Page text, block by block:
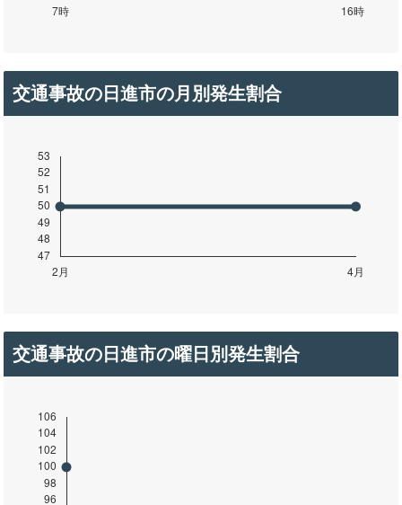
交通事故の日進市の月別発生割合
交通事故の日進市の曜日別発生割合